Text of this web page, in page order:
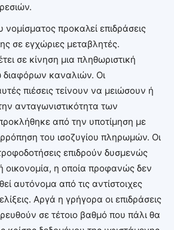
νομίσματος προκαλεί επιδράσεις
σε εγχώριες μεταβλητές.
σε κίνηση μια πληθωριστική
διαφόρων καναλιών. Οι
πιέσεις τείνουν να μειώσουν ή
ανταγωνιστικότητα των
από την υποτίμηση με
του ισοζυγίου πληρωμών. Οι
επιδρούν δυσμενώς
οικονομία, η οποία προφανώς δεν
αυτόνομα από τις αντίστοιχες
Αργά η γρήγορα οι επιδράσεις
σε τέτοιο βαθμό που πάλι θα